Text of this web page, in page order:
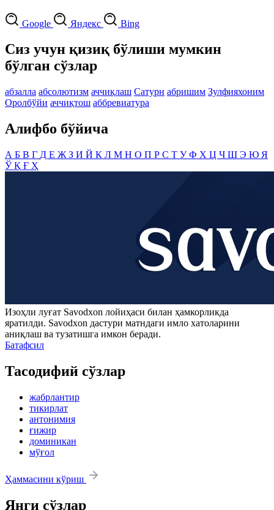
Google Яндекс Bing
Сиз учун қизиқ бўлиши мумкин
бўлган сўзлар
абзалла абсолютизм аччиқлаш Сатурн абришим Зулфияхоним
Оролбўйи аччиқтош аббревиатура
Алифбо бўйича
А Б В Г Д Е Ж З И Й К Л М Н О П Р С Т УФ Х Ц Ч Ш Э Ю Я
ЎҚ Ғ Ҳ
Изоҳли луғат Savodxon лойиҳаси билан ҳамкорликда
яратилди. Savodxon дастури матндаги имло хатоларини
аниқлаш ва тузатишга имкон беради.
Батафсил
Тасодифий сўзлар
жабрлантир
тикирлат
антонимия
ғижир
доминикан
мўғол
Ҳаммасини кўриш
Янги сўзлар